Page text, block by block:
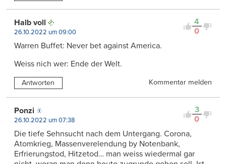
4
0
Halb voll
26.10.2022 um 09:00
Warren Buffet: Never bet against America.
Weiss nich wer: Ende der Welt.
Antworten Kommentar melden
3
0
Ponzi
26.10.2022 um 07:38
Die tiefe Sehnsucht nach dem Untergang. Corona,
Atomkrieg, Massenverelendung by Notenbank,
Erfrierungstod, Hitzetod… man weiss wiedermal gar